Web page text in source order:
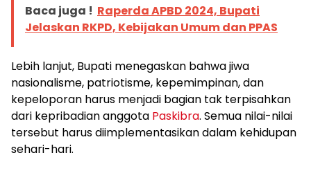
Baca juga ! Raperda APBD 2024, Bupati
Jelaskan RKPD, Kebijakan Umum dan PPAS
Lebih lanjut, Bupati menegaskan bahwa jiwa
nasionalisme, patriotisme, kepemimpinan, dan
kepeloporan harus menjadi bagian tak terpisahkan
dari kepribadian anggota Paskibra. Semua nilai-nilai
tersebut harus diimplementasikan dalam kehidupan
sehari-hari.